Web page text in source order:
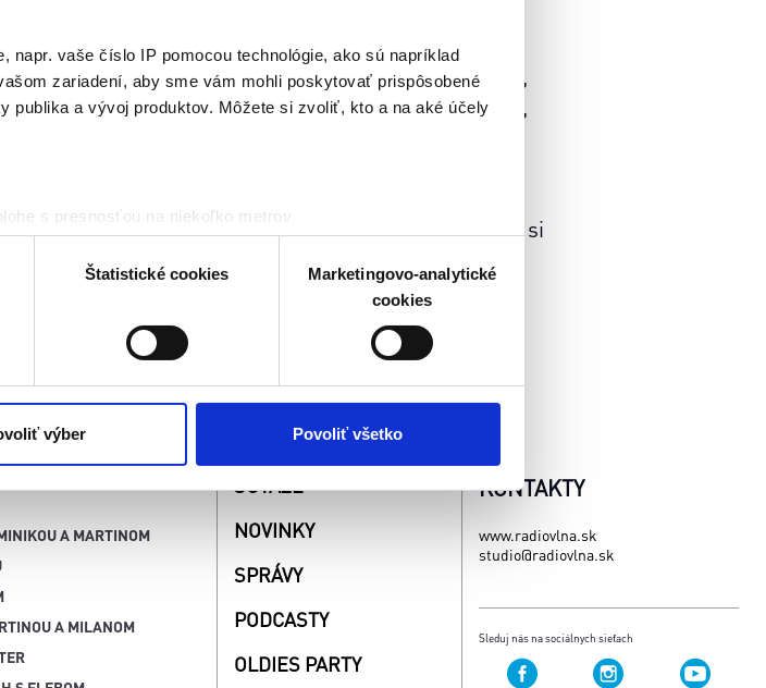
napr. vaše číslo IP pomocou technológie, ako sú napríklad
zariadení, aby sme vám mohli poskytovať prispôsobené
publika a vývoj produktov. Môžete si zvoliť, kto a na aké účely
s presnosťou na niekoľko metrov
konkrétnych charakteristík (odtlačky prstov).
nájdete v časti s vašimi nastaveniami. Súhlas môžete
nám udelíte súhlas s využívaním štatistických a marketingovo-
cookie lišty cez nastavenia ochrany súkromia. Odvolanie
zo súhlasu pred jeho odvolaním. Viac informácií o
Štatistické cookies
Marketingovo-analytické
cookies
výber Povoliť všetko
lavičkách a deti si medzi sebou dohadovali pravidlá,
piesku sa síce dostali úplne všade – do topánok,
preliezok, no pieskovisko má stále svoje
učí trpezlivosť a vznikajú prvé priateľstvá. A kto si
aj z piesku.
A MARTINOM
A MILANOM
SÚŤAŽE
NOVINKY
SPRÁVY
PODCASTY
OLDIES PARTY
KONTAKTY
www.radiovlna.sk
studio@radiovlna.sk
Sleduj nás na sociálnych sieťach